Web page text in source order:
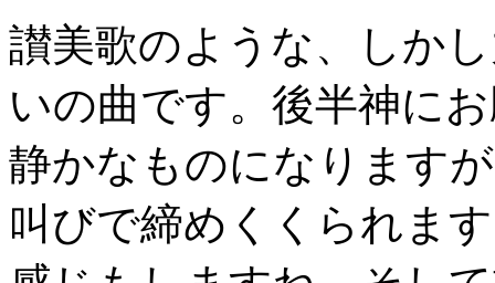
讃美歌のような、しか
いの曲です。後半神に
静かなものになります
叫びで締めくくられま